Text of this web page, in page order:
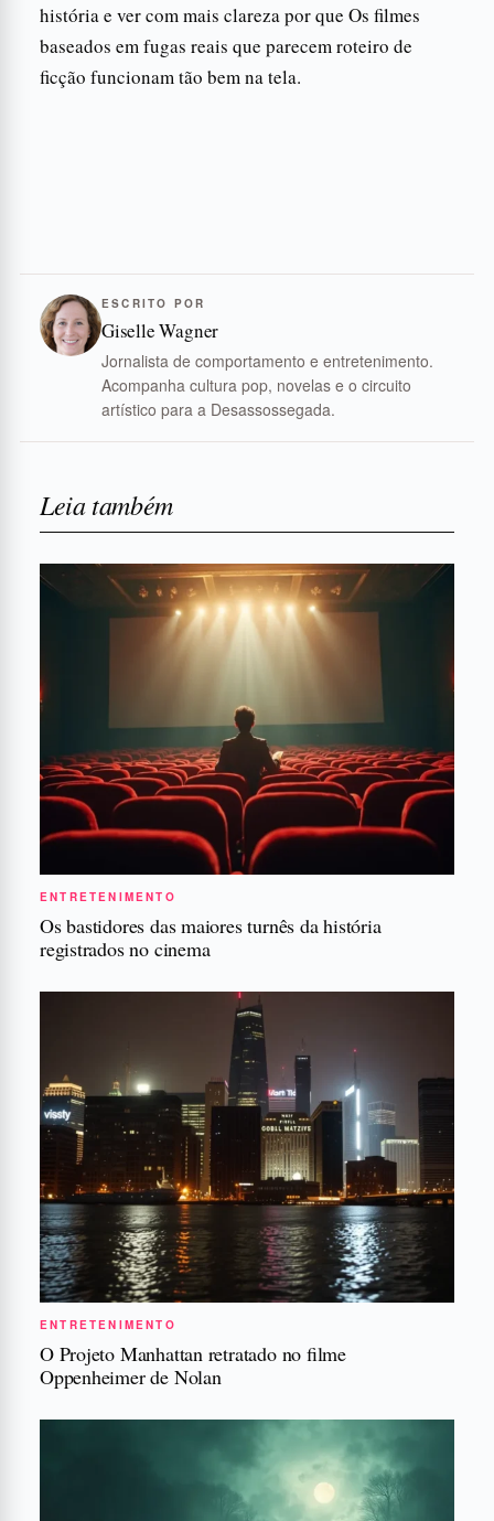
história e ver com mais clareza por que Os filmes
baseados em fugas reais que parecem roteiro de
ficção funcionam tão bem na tela.
ESCRITO POR
Giselle Wagner
Jornalista de comportamento e entretenimento.
Acompanha cultura pop, novelas e o circuito
artístico para a Desassossegada.
Leia também
ENTRETENIMENTO
Os bastidores das maiores turnês da história
registrados no cinema
ENTRETENIMENTO
O Projeto Manhattan retratado no filme
Oppenheimer de Nolan